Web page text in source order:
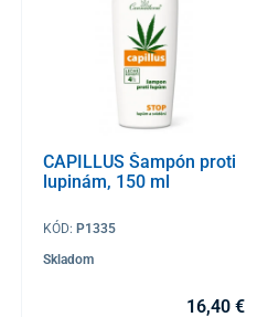
CAPILLUS Šampón proti
lupinám, 150 ml
KÓD:P1335
Skladom
16,40 €